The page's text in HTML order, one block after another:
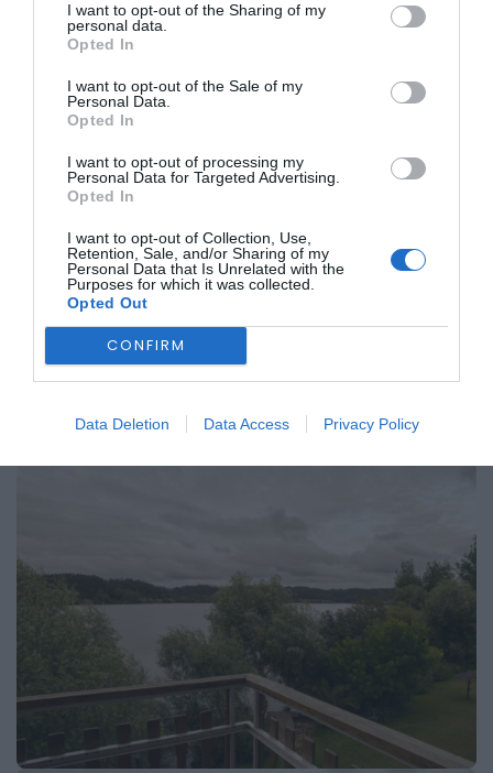
I want to opt-out of the Sharing of my
personal data.
Opted In
I want to opt-out of the Sale of my
Personal Data.
Opted In
I want to opt-out of processing my
Personal Data for Targeted Advertising.
Opted In
I want to opt-out of Collection, Use,
Retention, Sale, and/or Sharing of my
Personal Data that Is Unrelated with the
Purposes for which it was collected.
Opted Out
CONFIRM
Data Deletion Data Access Privacy Policy